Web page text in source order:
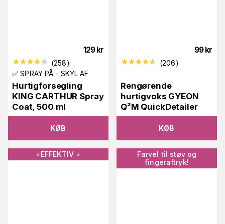
129 kr
(258)
✅ SPRAY PÅ - SKYL AF
Hurtigforsegling
KING CARTHUR Spray
Coat, 500 ml
KØB
99 kr
(206)
Rengørende
hurtigvoks GYEON
Q²M QuickDetailer
KØB
⭐️EFFEKTIV ⭐️
Farvel til støv og
fingeraftryk!